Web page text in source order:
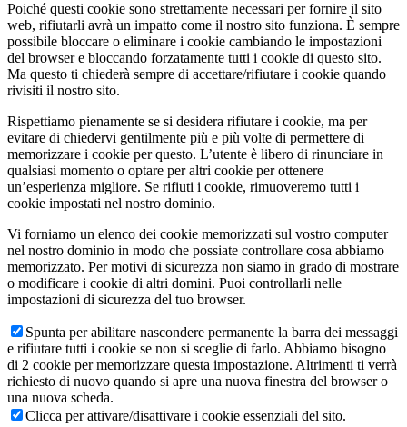
Poiché questi cookie sono strettamente necessari per fornire il sito
web, rifiutarli avrà un impatto come il nostro sito funziona. È sempre
possibile bloccare o eliminare i cookie cambiando le impostazioni
del browser e bloccando forzatamente tutti i cookie di questo sito.
Ma questo ti chiederà sempre di accettare/rifiutare i cookie quando
rivisiti il nostro sito.
Rispettiamo pienamente se si desidera rifiutare i cookie, ma per
evitare di chiedervi gentilmente più e più volte di permettere di
memorizzare i cookie per questo. L’utente è libero di rinunciare in
qualsiasi momento o optare per altri cookie per ottenere
un’esperienza migliore. Se rifiuti i cookie, rimuoveremo tutti i
cookie impostati nel nostro dominio.
Vi forniamo un elenco dei cookie memorizzati sul vostro computer
nel nostro dominio in modo che possiate controllare cosa abbiamo
memorizzato. Per motivi di sicurezza non siamo in grado di mostrare
o modificare i cookie di altri domini. Puoi controllarli nelle
impostazioni di sicurezza del tuo browser.
Spunta per abilitare nascondere permanente la barra dei messaggi
e rifiutare tutti i cookie se non si sceglie di farlo. Abbiamo bisogno
di 2 cookie per memorizzare questa impostazione. Altrimenti ti verrà
richiesto di nuovo quando si apre una nuova finestra del browser o
una nuova scheda.
Clicca per attivare/disattivare i cookie essenziali del sito.